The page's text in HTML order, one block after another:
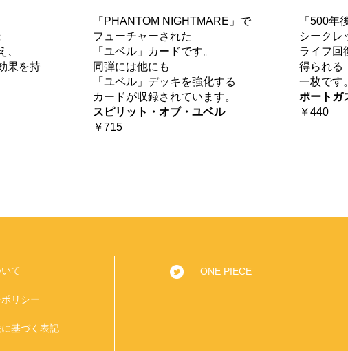
、
果を持
「PHANTOM NIGHTMARE」で
フューチャーされた
「ユベル」カードです。
同弾には他にも
「ユベル」デッキを強化する
カードが収録されています。
スピリット・オブ・ユベル
￥715
「500年
シークレ
ライフ回
得られる
一枚です
ポートガ
￥440
て
リシー
基づく表記
ONE PIECE